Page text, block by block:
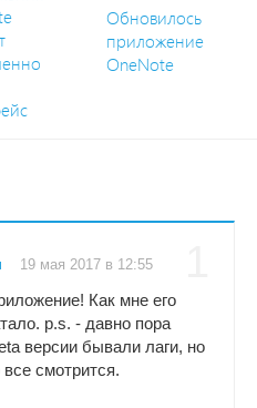
Обновилось
приложение
OneNote
19 мая 2017 в 12:55
Как мне его
p.s. - давно пора
версии бывали лаги, но
смотрится.